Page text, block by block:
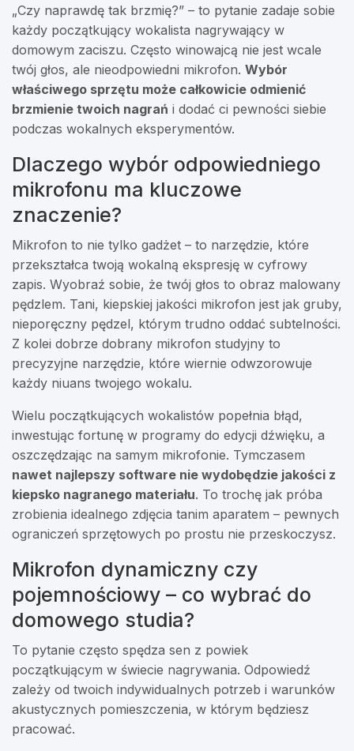
„Czy naprawdę tak brzmię?” – to pytanie zadaje sobie
każdy początkujący wokalista nagrywający w
domowym zaciszu. Często winowajcą nie jest wcale
twój głos, ale nieodpowiedni mikrofon. Wybór
właściwego sprzętu może całkowicie odmienić
brzmienie twoich nagrań i dodać ci pewności siebie
podczas wokalnych eksperymentów.
Dlaczego wybór odpowiedniego
mikrofonu ma kluczowe
znaczenie?
Mikrofon to nie tylko gadżet – to narzędzie, które
przekształca twoją wokalną ekspresję w cyfrowy
zapis. Wyobraź sobie, że twój głos to obraz malowany
pędzlem. Tani, kiepskiej jakości mikrofon jest jak gruby,
nieporęczny pędzel, którym trudno oddać subtelności.
Z kolei dobrze dobrany mikrofon studyjny to
precyzyjne narzędzie, które wiernie odwzorowuje
każdy niuans twojego wokalu.
Wielu początkujących wokalistów popełnia błąd,
inwestując fortunę w programy do edycji dźwięku, a
oszczędzając na samym mikrofonie. Tymczasem
nawet najlepszy software nie wydobędzie jakości z
kiepsko nagranego materiału. To trochę jak próba
zrobienia idealnego zdjęcia tanim aparatem – pewnych
ograniczeń sprzętowych po prostu nie przeskoczysz.
Mikrofon dynamiczny czy
pojemnościowy – co wybrać do
domowego studia?
To pytanie często spędza sen z powiek
początkującym w świecie nagrywania. Odpowiedź
zależy od twoich indywidualnych potrzeb i warunków
akustycznych pomieszczenia, w którym będziesz
pracować.